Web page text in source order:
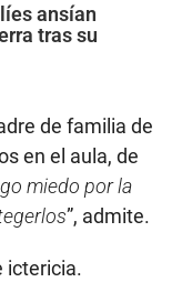
ansían
tras su
de familia de
en el aula, de
miedo por la
”, admite.
ictericia.